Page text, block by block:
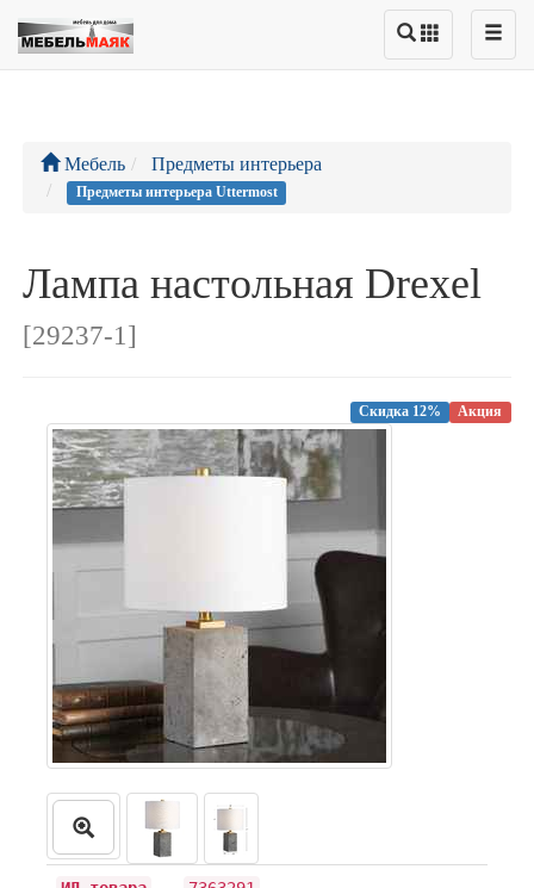
Мебель Предметы интерьера
Предметы интерьера Uttermost
Лампа настольная Drexel
[29237-1]
Акция
Скидка 12%